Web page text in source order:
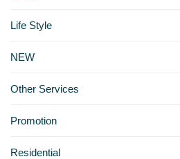
Life Style
NEW
Other Services
Promotion
Residential